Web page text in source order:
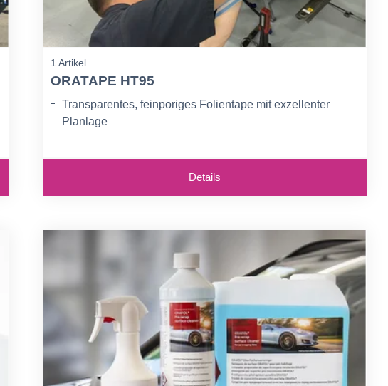
1 Artikel
ORATAPE HT95
Transparentes, feinporiges Folientape mit exzellenter
Planlage
geeignet
Details